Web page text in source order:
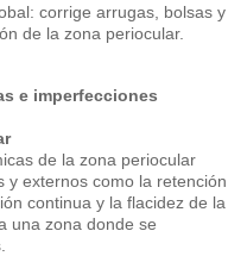
corrige arrugas, bolsas y
de la zona periocular.
e imperfecciones
de la zona periocular
y externos como la retención
continua y la flacidez de la
una zona donde se